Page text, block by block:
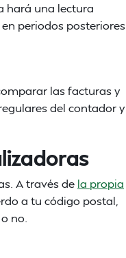
hará una lectura
periodos posteriores.
las facturas y
del contador y
A través de la propia
a tu código postal,
no.